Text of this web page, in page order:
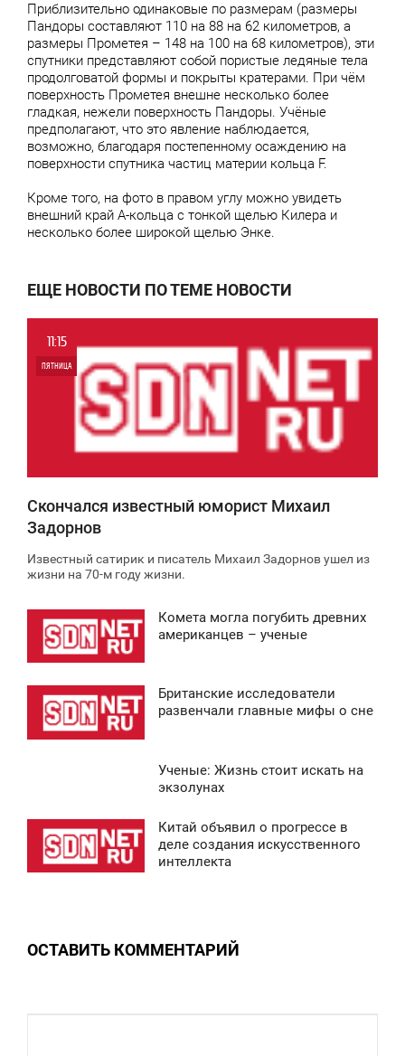
Приблизительно одинаковые по размерам (размеры
Пандоры составляют 110 на 88 на 62 километров, а
размеры Прометея – 148 на 100 на 68 километров), эти
спутники представляют собой пористые ледяные тела
продолговатой формы и покрыты кратерами. При чём
поверхность Прометея внешне несколько более
гладкая, нежели поверхность Пандоры. Учёные
предполагают, что это явление наблюдается,
возможно, благодаря постепенному осаждению на
поверхности спутника частиц материи кольца F.
Кроме того, на фото в правом углу можно увидеть
внешний край A-кольца с тонкой щелью Килера и
несколько более широкой щелью Энке.
ЕЩЕ НОВОСТИ ПО ТЕМЕ НОВОСТИ
11:15
ПЯТНИЦА
Скончался известный юморист Михаил
Задорнов
Известный сатирик и писатель Михаил Задорнов ушел из
жизни на 70-м году жизни.
Комета могла погубить древних
американцев – ученые
Британские исследователи
развенчали главные мифы о сне
Ученые: Жизнь стоит искать на
экзолунах
Китай объявил о прогрессе в
деле создания искусственного
интеллекта
ОСТАВИТЬ КОММЕНТАРИЙ